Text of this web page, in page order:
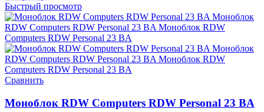
Быстрый просмотр
Сравнить
Моноблок RDW Computers RDW Personal 23 BA